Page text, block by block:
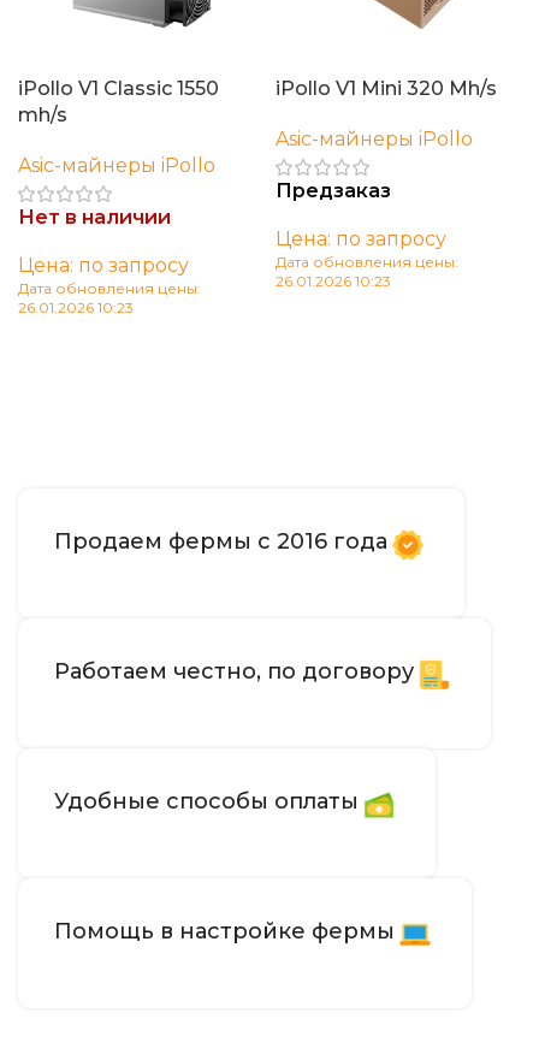
iPollo V1 Classic 1550
mh/s
Asic-майнеры iPollo
Нет в наличии
Цена: по запросу
Дата обновления цены:
26.01.2026 10:23
iPollo V1 Mini 320 Mh/s
Asic-майнеры iPollo
Предзаказ
Цена: по запросу
Дата обновления цены:
26.01.2026 10:23
Продаем фермы с 2016 года
Работаем честно, по договору
Удобные способы оплаты
Помощь в настройке фермы